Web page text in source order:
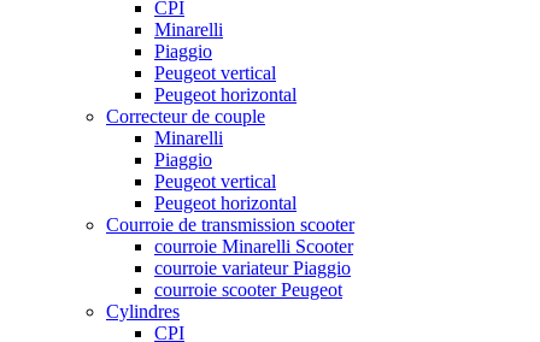
CPI
Minarelli
Piaggio
Peugeot vertical
Peugeot horizontal
Correcteur de couple
Minarelli
Piaggio
Peugeot vertical
Peugeot horizontal
Courroie de transmission scooter
courroie Minarelli Scooter
courroie variateur Piaggio
courroie scooter Peugeot
Cylindres
CPI